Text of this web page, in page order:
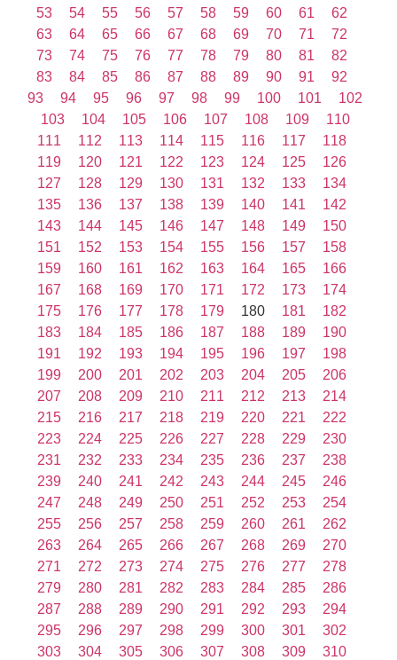
53
54 55 56 57 58 59 60 61
62
63
64 65 66 67 68 69 70 71
72
73
74 75 76 77 78 79 80 81
82
83
84 85 86 87 88 89 90 91
92
93
94 95 96 97 98 99 100 101
102
103
104 105 106 107 108 109
110
111
112 113 114 115 116 117
118
119
120 121 122 123 124 125
126
127
128 129 130 131 132 133
134
135
136 137 138 139 140 141
142
143
144 145 146 147 148 149
150
151
152 153 154 155 156 157
158
159
160 161 162 163 164 165
166
167
168 169 170 171 172 173
174
175
176 177 178 179 180 181
182
183
184 185 186 187 188 189
190
191
192 193 194 195 196 197
198
199
200 201 202 203 204 205
206
207
208 209 210 211 212 213
214
215
216 217 218 219 220 221
222
223
224 225 226 227 228 229
230
231
232 233 234 235 236 237
238
239
240 241 242 243 244 245
246
247
248 249 250 251 252 253
254
255
256 257 258 259 260 261
262
263
264 265 266 267 268 269
270
271
272 273 274 275 276 277
278
279
280 281 282 283 284 285
286
287
288 289 290 291 292 293
294
295
296 297 298 299 300 301
302
303
304 305 306 307 308 309
310